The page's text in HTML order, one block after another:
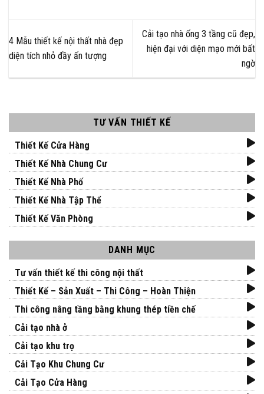
TƯ VẤN THIẾT KẾ
Thiết Kế Cửa Hàng
Thiết Kế Nhà Chung Cư
Thiết Kế Nhà Phố
Thiết Kế Nhà Tập Thể
Thiết Kế Văn Phòng
DANH MỤC
Tư vấn thiết kế thi công nội thất
Thiết Kế – Sản Xuất – Thi Công – Hoàn Thiện
Thi công nâng tầng bằng khung thép tiền chế
Cải tạo nhà ở
Cải tạo khu trọ
Cải Tạo Khu Chung Cư
Cải Tạo Cửa Hàng
4 Mẫu thiết kế nội thất nhà đẹp
diện tích nhỏ đầy ấn tượng
Cải tạo nhà ống 3 tầng cũ đẹp,
hiện đại với diện mạo mới bất
ngờ